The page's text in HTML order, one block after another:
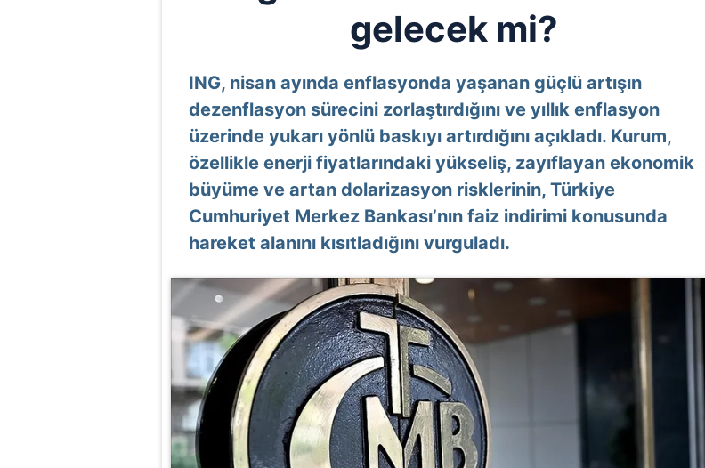
gelecek mi?
ING, nisan ayında enflasyonda yaşanan güçlü artışın
dezenflasyon sürecini zorlaştırdığını ve yıllık enflasyon
üzerinde yukarı yönlü baskıyı artırdığını açıkladı. Kurum,
özellikle enerji fiyatlarındaki yükseliş, zayıflayan ekonomik
büyüme ve artan dolarizasyon risklerinin, Türkiye
Cumhuriyet Merkez Bankası’nın faiz indirimi konusunda
hareket alanını kısıtladığını vurguladı.